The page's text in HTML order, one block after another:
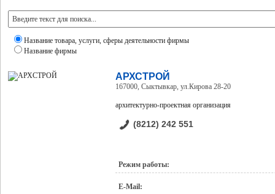
Название товара, услуги, сферы деятельности фирмы
Название фирмы
АРХСТРОЙ
167000, Сыктывкар, ул.Кирова 28-20
архитектурно-проектная организация
(8212) 242 551
Режим работы:
E-Mail: